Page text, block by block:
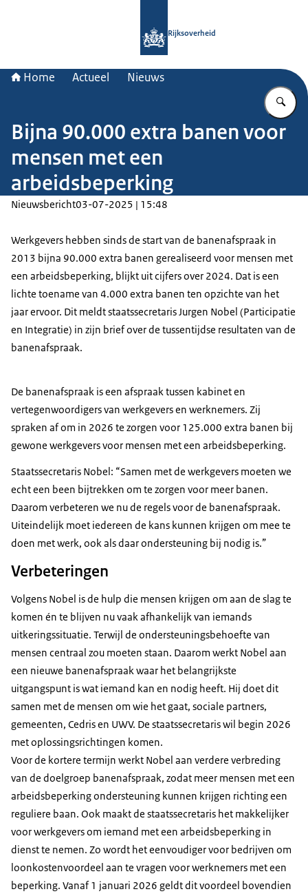
Rijksoverheid
Home Actueel Nieuws
Bijna 90.000 extra banen voor
mensen met een
arbeidsbeperking
Nieuwsbericht03-07-2025 | 15:48
Werkgevers hebben sinds de start van de banenafspraak in
2013 bijna 90.000 extra banen gerealiseerd voor mensen met
een arbeidsbeperking, blijkt uit cijfers over 2024. Dat is een
lichte toename van 4.000 extra banen ten opzichte van het
jaar ervoor. Dit meldt staatssecretaris Jurgen Nobel (Participatie
en Integratie) in zijn brief over de tussentijdse resultaten van de
banenafspraak.
De banenafspraak is een afspraak tussen kabinet en
vertegenwoordigers van werkgevers en werknemers. Zij
spraken af om in 2026 te zorgen voor 125.000 extra banen bij
gewone werkgevers voor mensen met een arbeidsbeperking.
Staatssecretaris Nobel: “Samen met de werkgevers moeten we
echt een been bijtrekken om te zorgen voor meer banen.
Daarom verbeteren we nu de regels voor de banenafspraak.
Uiteindelijk moet iedereen de kans kunnen krijgen om mee te
doen met werk, ook als daar ondersteuning bij nodig is.”
Verbeteringen
Volgens Nobel is de hulp die mensen krijgen om aan de slag te
komen én te blijven nu vaak afhankelijk van iemands
uitkeringssituatie. Terwijl de ondersteuningsbehoefte van
mensen centraal zou moeten staan. Daarom werkt Nobel aan
een nieuwe banenafspraak waar het belangrijkste
uitgangspunt is wat iemand kan en nodig heeft. Hij doet dit
samen met de mensen om wie het gaat, sociale partners,
gemeenten, Cedris en UWV. De staatssecretaris wil begin 2026
met oplossingsrichtingen komen.
Voor de kortere termijn werkt Nobel aan verdere verbreding
van de doelgroep banenafspraak, zodat meer mensen met een
arbeidsbeperking ondersteuning kunnen krijgen richting een
reguliere baan. Ook maakt de staatssecretaris het makkelijker
voor werkgevers om iemand met een arbeidsbeperking in
dienst te nemen. Zo wordt het eenvoudiger voor bedrijven om
loonkostenvoordeel aan te vragen voor werknemers met een
beperking. Vanaf 1 januari 2026 geldt dit voordeel bovendien